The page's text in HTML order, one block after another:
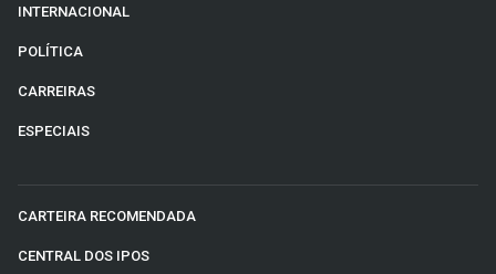
INTERNACIONAL
POLÍTICA
CARREIRAS
ESPECIAIS
CARTEIRA RECOMENDADA
CENTRAL DOS IPOS